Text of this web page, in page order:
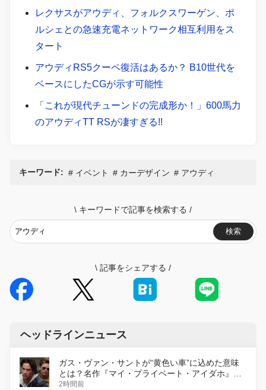
レクサスがアウディ、フォルクスワーゲン、ポ
ルシェとの急速充電ネットワーク相互利用をス
タート
アウディRS5クーペ復活はあるか？ B10世代を
ベースにしたCGが示す可能性
「これが現代チューンドの完成形か！」600馬力
のアウディTT RSが凄すぎる!!
キーワード: イベント カーデザイン アウディ
\ キーワードで記事を検索する /
検索
\ 記事をシェアする /
ヘッドラインニュース
ガス・ヴァン・サントが“黄色い車”に込めた意味
とは？名作『マイ・プライベート・アイダホ』が
初のデジタルリマスター版で復活
2時間前